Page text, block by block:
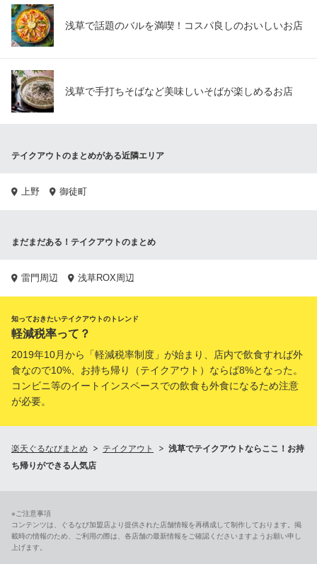
浅草で話題のバルを満喫！コスパ良しのおいしいお店
浅草で手打ちそばなど美味しいそばが楽しめるお店
テイクアウトのまとめがある近隣エリア
上野 御徒町
まだまだある！テイクアウトのまとめ
雷門周辺 浅草ROX周辺
知っておきたいテイクアウトのトレンド
軽減税率って？
2019年10月から「軽減税率制度」が始まり、店内で飲食すれば外
食なので10%、お持ち帰り（テイクアウト）ならば8%となった。
コンビニ等のイートインスペースでの飲食も外食になるため注意
が必要。
楽天ぐるなびまとめ テイクアウト
浅草でテイクアウトならここ！お持
ち帰りができる人気店
※ご注意事項
コンテンツは、ぐるなび加盟店より提供された店舗情報を再構成して制作しております。掲
載時の情報のため、ご利用の際は、各店舗の最新情報をご確認くださいますようお願い申し
上げます。